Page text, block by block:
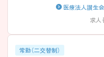
医療法人讃生
求人
常勤（二交替制）